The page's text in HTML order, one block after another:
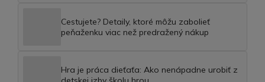
Cestujete? Detaily, ktoré môžu zabolieť
peňaženku viac než predražený nákup
Hra je práca dieťaťa: Ako nenápadne urobiť z